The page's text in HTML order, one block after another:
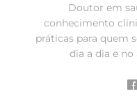
Doutor em
conhecimento
práticas para quem
dia a dia e